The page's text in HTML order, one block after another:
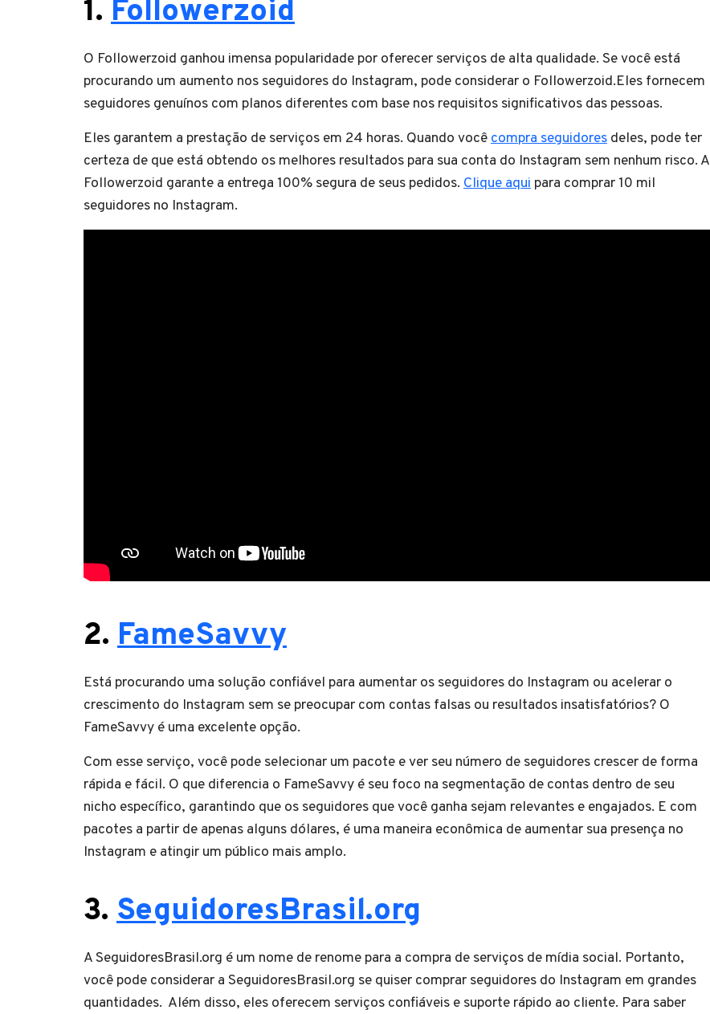
1. Followerzoid
O Followerzoid ganhou imensa popularidade por oferecer serviços de alta qualidade. Se você está
procurando um aumento nos seguidores do Instagram, pode considerar o Followerzoid.Eles fornecem
seguidores genuínos com planos diferentes com base nos requisitos significativos das pessoas.
Eles garantem a prestação de serviços em 24 horas. Quando você compra seguidores deles, pode ter
certeza de que está obtendo os melhores resultados para sua conta do Instagram sem nenhum risco. A
Followerzoid garante a entrega 100% segura de seus pedidos. Clique aqui para comprar 10 mil
seguidores no Instagram.
2. FameSavvy
Está procurando uma solução confiável para aumentar os seguidores do Instagram ou acelerar o
crescimento do Instagram sem se preocupar com contas falsas ou resultados insatisfatórios? O
FameSavvy é uma excelente opção.
Com esse serviço, você pode selecionar um pacote e ver seu número de seguidores crescer de forma
rápida e fácil. O que diferencia o FameSavvy é seu foco na segmentação de contas dentro de seu
nicho específico, garantindo que os seguidores que você ganha sejam relevantes e engajados. E com
pacotes a partir de apenas alguns dólares, é uma maneira econômica de aumentar sua presença no
Instagram e atingir um público mais amplo.
3. SeguidoresBrasil.org
A SeguidoresBrasil.org é um nome de renome para a compra de serviços de mídia social. Portanto,
você pode considerar a SeguidoresBrasil.org se quiser comprar seguidores do Instagram em grandes
quantidades. Além disso, eles oferecem serviços confiáveis e suporte rápido ao cliente. Para saber